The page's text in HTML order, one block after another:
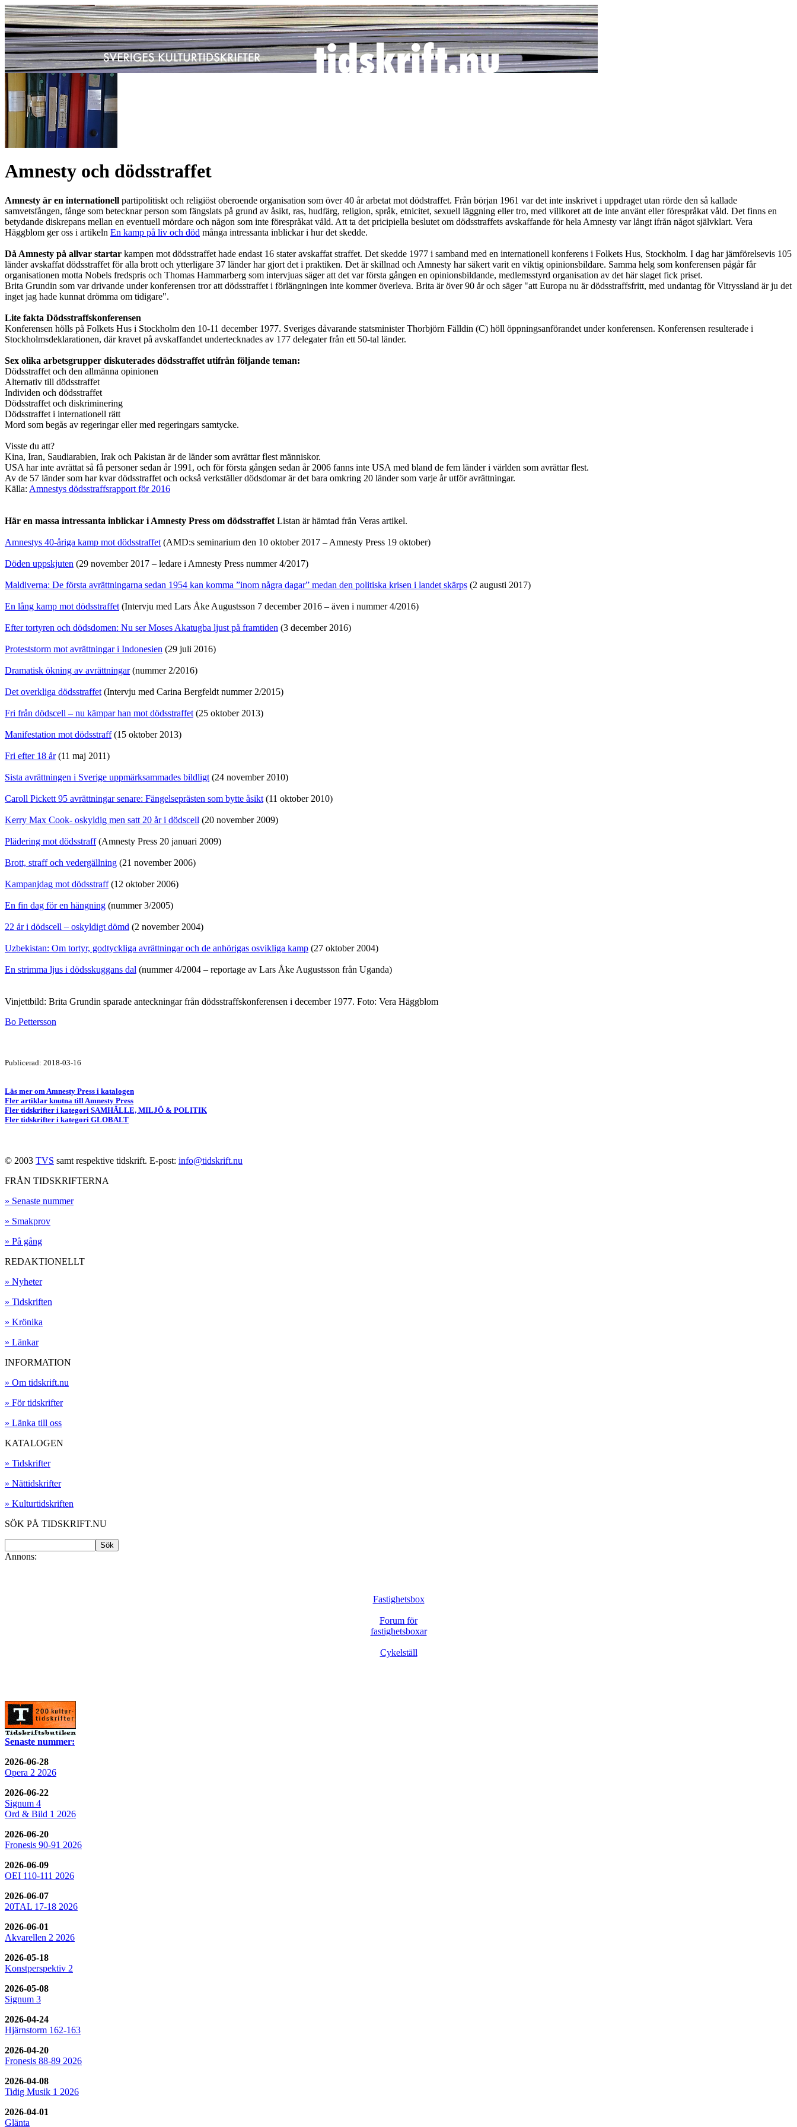
Amnesty och dödsstraffet
Amnesty är en internationell partipolitiskt och religiöst oberoende organisation som över 40 år arbetat mot dödstraffet. Från början 1961 var det inte inskrivet i uppdraget utan rörde den så kallade
samvetsfången, fånge som betecknar person som fängslats på grund av åsikt, ras, hudfärg, religion, språk, etnicitet, sexuell läggning eller tro, med villkoret att de inte använt eller förespråkat våld. Det finns en
betydande diskrepans mellan en eventuell mördare och någon som inte förespråkat våld. Att ta det pricipiella beslutet om dödsstraffets avskaffande för hela Amnesty var långt ifrån något självklart. Vera
Häggblom ger oss i artikeln En kamp på liv och död många intressanta inblickar i hur det skedde.
Då Amnesty på allvar startar kampen mot dödsstraffet hade endast 16 stater avskaffat straffet. Det skedde 1977 i samband med en internationell konferens i Folkets Hus, Stockholm. I dag har jämförelsevis 105
länder avskaffat dödsstraffet för alla brott och ytterligare 37 länder har gjort det i praktiken. Det är skillnad och Amnesty har säkert varit en viktig opinionsbildare. Samma helg som konferensen pågår får
organisationen motta Nobels fredspris och Thomas Hammarberg som intervjuas säger att det var första gången en opinionsbildande, medlemsstyrd organisation av det här slaget fick priset.
Brita Grundin som var drivande under konferensen tror att dödsstraffet i förlängningen inte kommer överleva. Brita är över 90 år och säger "att Europa nu är dödsstraffsfritt, med undantag för Vitryssland är ju det
inget jag hade kunnat drömma om tidigare".
Lite fakta Dödsstraffskonferensen
Konferensen hölls på Folkets Hus i Stockholm den 10-11 december 1977. Sveriges dåvarande statsminister Thorbjörn Fälldin (C) höll öppningsanförandet under konferensen. Konferensen resulterade i
Stockholmsdeklarationen, där kravet på avskaffandet undertecknades av 177 delegater från ett 50-tal länder.
Sex olika arbetsgrupper diskuterades dödsstraffet utifrån följande teman:
Dödsstraffet och den allmänna opinionen
Alternativ till dödsstraffet
Individen och dödsstraffet
Dödsstraffet och diskriminering
Dödsstraffet i internationell rätt
Mord som begås av regeringar eller med regeringars samtycke.
Visste du att?
Kina, Iran, Saudiarabien, Irak och Pakistan är de länder som avrättar flest människor.
USA har inte avrättat så få personer sedan år 1991, och för första gången sedan år 2006 fanns inte USA med bland de fem länder i världen som avrättar flest.
Av de 57 länder som har kvar dödsstraffet och också verkställer dödsdomar är det bara omkring 20 länder som varje år utför avrättningar.
Källa: Amnestys dödsstraffsrapport för 2016
Här en massa intressanta inblickar i Amnesty Press om dödsstraffet Listan är hämtad från Veras artikel.
Amnestys 40-åriga kamp mot dödsstraffet (AMD:s seminarium den 10 oktober 2017 – Amnesty Press 19 oktober)
Döden uppskjuten (29 november 2017 – ledare i Amnesty Press nummer 4/2017)
Maldiverna: De första avrättningarna sedan 1954 kan komma ”inom några dagar” medan den politiska krisen i landet skärps (2 augusti 2017)
En lång kamp mot dödsstraffet (Intervju med Lars Åke Augustsson 7 december 2016 – även i nummer 4/2016)
Efter tortyren och dödsdomen: Nu ser Moses Akatugba ljust på framtiden (3 december 2016)
Proteststorm mot avrättningar i Indonesien (29 juli 2016)
Dramatisk ökning av avrättningar(nummer 2/2016)
Det overkliga dödsstraffet (Intervju med Carina Bergfeldt nummer 2/2015)
Fri från dödscell – nu kämpar han mot dödsstraffet (25 oktober 2013)
Manifestation mot dödsstraff(15 oktober 2013)
Fri efter 18 år(11 maj 2011)
Sista avrättningen i Sverige uppmärksammades bildligt (24 november 2010)
Caroll Pickett 95 avrättningar senare: Fängelseprästen som bytte åsikt (11 oktober 2010)
Kerry Max Cook- oskyldig men satt 20 år i dödscell (20 november 2009)
Plädering mot dödsstraff(Amnesty Press 20 januari 2009)
Brott, straff och vedergällning (21 november 2006)
Kampanjdag mot dödsstraff(12 oktober 2006)
En fin dag för en hängning (nummer 3/2005)
22 år i dödscell – oskyldigt dömd (2 november 2004)
Uzbekistan: Om tortyr, godtyckliga avrättningar och de anhörigas osvikliga kamp (27 oktober 2004)
En strimma ljus i dödsskuggans dal (nummer 4/2004 – reportage av Lars Åke Augustsson från Uganda)
Vinjettbild: Brita Grundin sparade anteckningar från dödsstraffskonferensen i december 1977. Foto: Vera Häggblom
Bo Pettersson
Publicerad: 2018-03-16
Läs mer om Amnesty Press i katalogen
Fler artiklar knutna till Amnesty Press
Fler tidskrifter i kategori SAMHÄLLE, MILJÖ & POLITIK
Fler tidskrifter i kategori GLOBALT
© 2003 TVS samt respektive tidskrift. E-post: info@tidskrift.nu
FRÅN TIDSKRIFTERNA
» Senaste nummer
» Smakprov
» På gång
REDAKTIONELLT
» Nyheter
» Tidskriften
» Krönika
» Länkar
INFORMATION
» Om tidskrift.nu
» För tidskrifter
» Länka till oss
KATALOGEN
» Tidskrifter
» Nättidskrifter
» Kulturtidskriften
SÖK PÅ TIDSKRIFT.NU
Annons:
Fastighetsbox
Forum för
fastighetsboxar
Cykelställ
Senaste nummer:
2026-06-28
Opera 2 2026
2026-06-22
Signum 4
Ord & Bild 1 2026
2026-06-20
Fronesis 90-91 2026
2026-06-09
OEI 110-111 2026
2026-06-07
20TAL 17-18 2026
2026-06-01
Akvarellen 2 2026
2026-05-18
Konstperspektiv 2
2026-05-08
Signum 3
2026-04-24
Hjärnstorm 162-163
2026-04-20
Fronesis 88-89 2026
2026-04-08
Tidig Musik 1 2026
2026-04-01
Glänta